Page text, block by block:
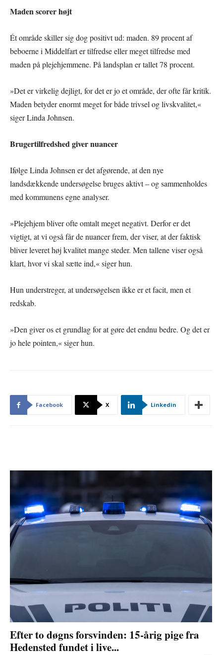
Maden scorer højt
Ét område skiller sig dog positivt ud: maden. 89 procent af
beboerne i Middelfart er tilfredse eller meget tilfredse med
maden på plejehjemmene. På landsplan er tallet 78 procent.
»Det er virkelig dejligt, for det er jo et område, der ofte får kritik.
Maden betyder enormt meget for både trivsel og livskvalitet,«
siger Linda Johnsen.
Brugertilfredshed giver nuancer
Ifølge Linda Johnsen er det afgørende, at den nye
landsdækkende undersøgelse bruges aktivt – og sammenholdes
med kommunens egne analyser.
»Plejehjem bliver ofte omtalt meget negativt. Derfor er det
vigtigt, at vi også får de nuancer frem, der viser, at der faktisk
bliver leveret høj kvalitet mange steder. Men tallene viser også
klart, hvor vi skal sætte ind,« siger hun.
Hun understreger, at undersøgelsen ikke er et facit, men et
redskab.
»Den giver os et grundlag for at gøre det endnu bedre. Og det er
jo hele pointen,« siger hun.
Facebook X Linkedin
Efter to døgns forsvinden: 15-årig pige fra
Hedensted fundet i live...